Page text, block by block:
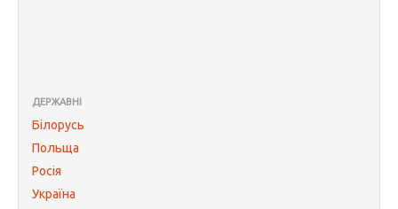
ДЕРЖАВНІ
Білорусь
Польща
Росія
Україна